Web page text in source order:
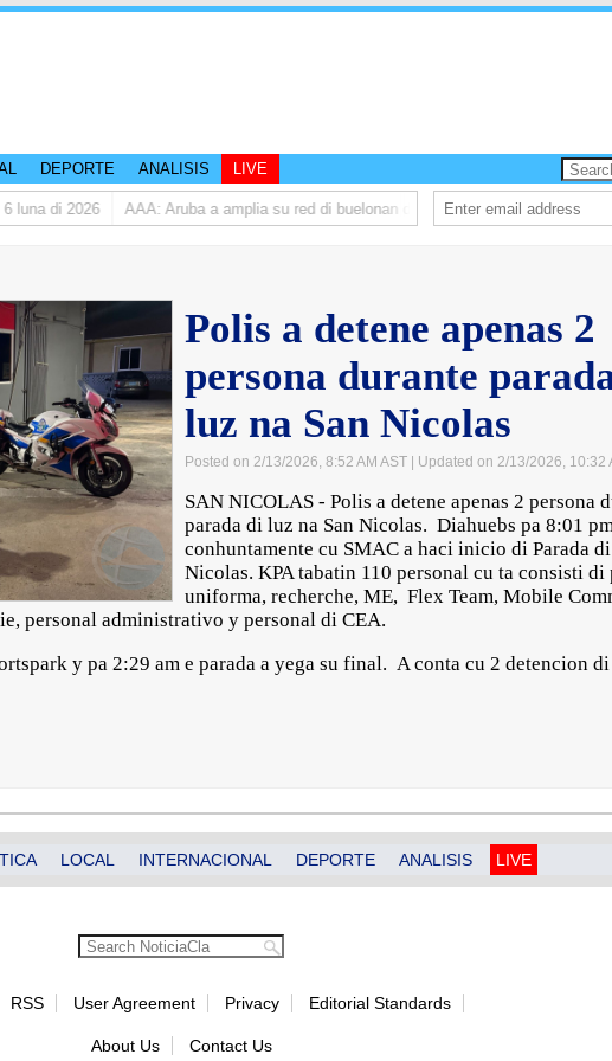
DEPORTE ANALISIS LIVE
di 2026 AAA: Aruba a amplia su red di buelonan den 2025 Dos siman mas pa
Polis a detene apenas 2
persona durante
luz na San Nicolas
Posted on 2/13/2026, 8:52 AM AST | Updated on 2/13/2026, 10:32
SAN NICOLAS - Polis a detene apenas 2 persona
parada di luz na San Nicolas. Diahuebs pa 8:01
conhuntamente cu SMAC a haci inicio di Parada
Nicolas. KPA tabatin 110 personal cu ta consisti di
uniforma, recherche, ME, Flex Team, Mobile
personal administrativo y personal di CEA.
y pa 2:29 am e parada a yega su final. A conta cu 2 detencion
LOCAL INTERNACIONAL DEPORTE ANALISIS LIVE
RSS User Agreement Privacy Editorial Standards
About Us Contact Us